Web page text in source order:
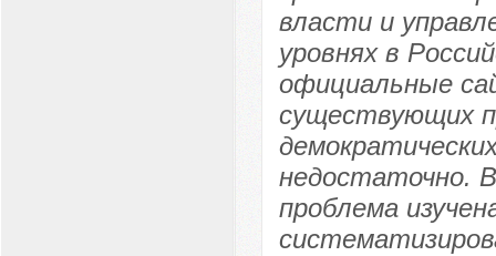
власти и
уровнях в
официальные
существующих
недостаточно.
проблема